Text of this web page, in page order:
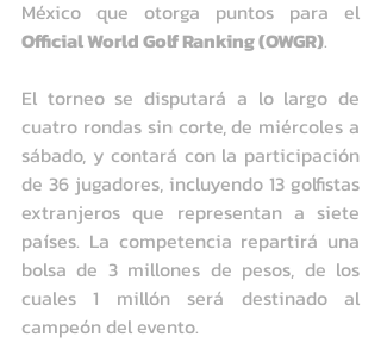
Official World Golf Ranking (OWGR).
El torneo se disputará a lo largo de
cuatro rondas sin corte, de miércoles a
sábado, y contará con la participación
de 36 jugadores, incluyendo 13 golfistas
extranjeros que representan a siete
países. La competencia repartirá una
bolsa de 3 millones de pesos, de los
cuales 1 millón será destinado al
campeón del evento.